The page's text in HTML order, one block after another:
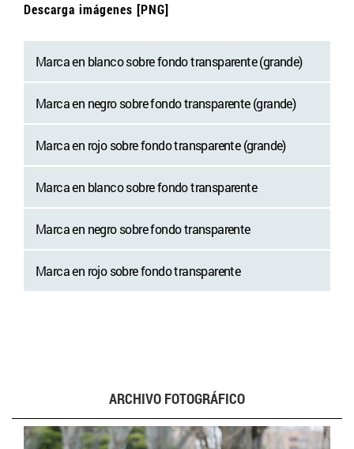
Descarga imágenes [PNG]
Marca en blanco sobre fondo transparente (grande)
Marca en negro sobre fondo transparente (grande)
Marca en rojo sobre fondo transparente (grande)
Marca en blanco sobre fondo transparente
Marca en negro sobre fondo transparente
Marca en rojo sobre fondo transparente
ARCHIVO FOTOGRÁFICO